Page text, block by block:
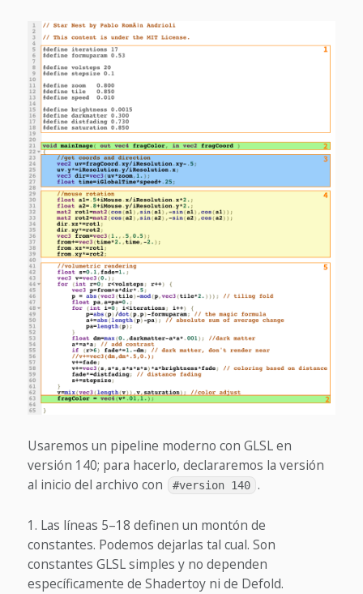
Usaremos un pipeline moderno con GLSL en
versión 140; para hacerlo, declararemos la versión
al inicio del archivo con
#version 140 .
Las líneas 5–18 definen un montón de
constantes. Podemos dejarlas tal cual. Son
constantes GLSL simples y no dependen
específicamente de Shadertoy ni de Defold.